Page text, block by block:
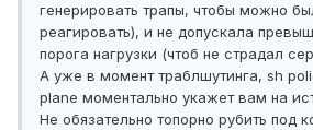
генерировать трапы, чтобы можно
реагировать), и не допускала
порога нагрузки (чтоб не страдал
А уже в момент траблшутинга, sh
plane моментально укажет вам на
Не обязательно топорно рубить под